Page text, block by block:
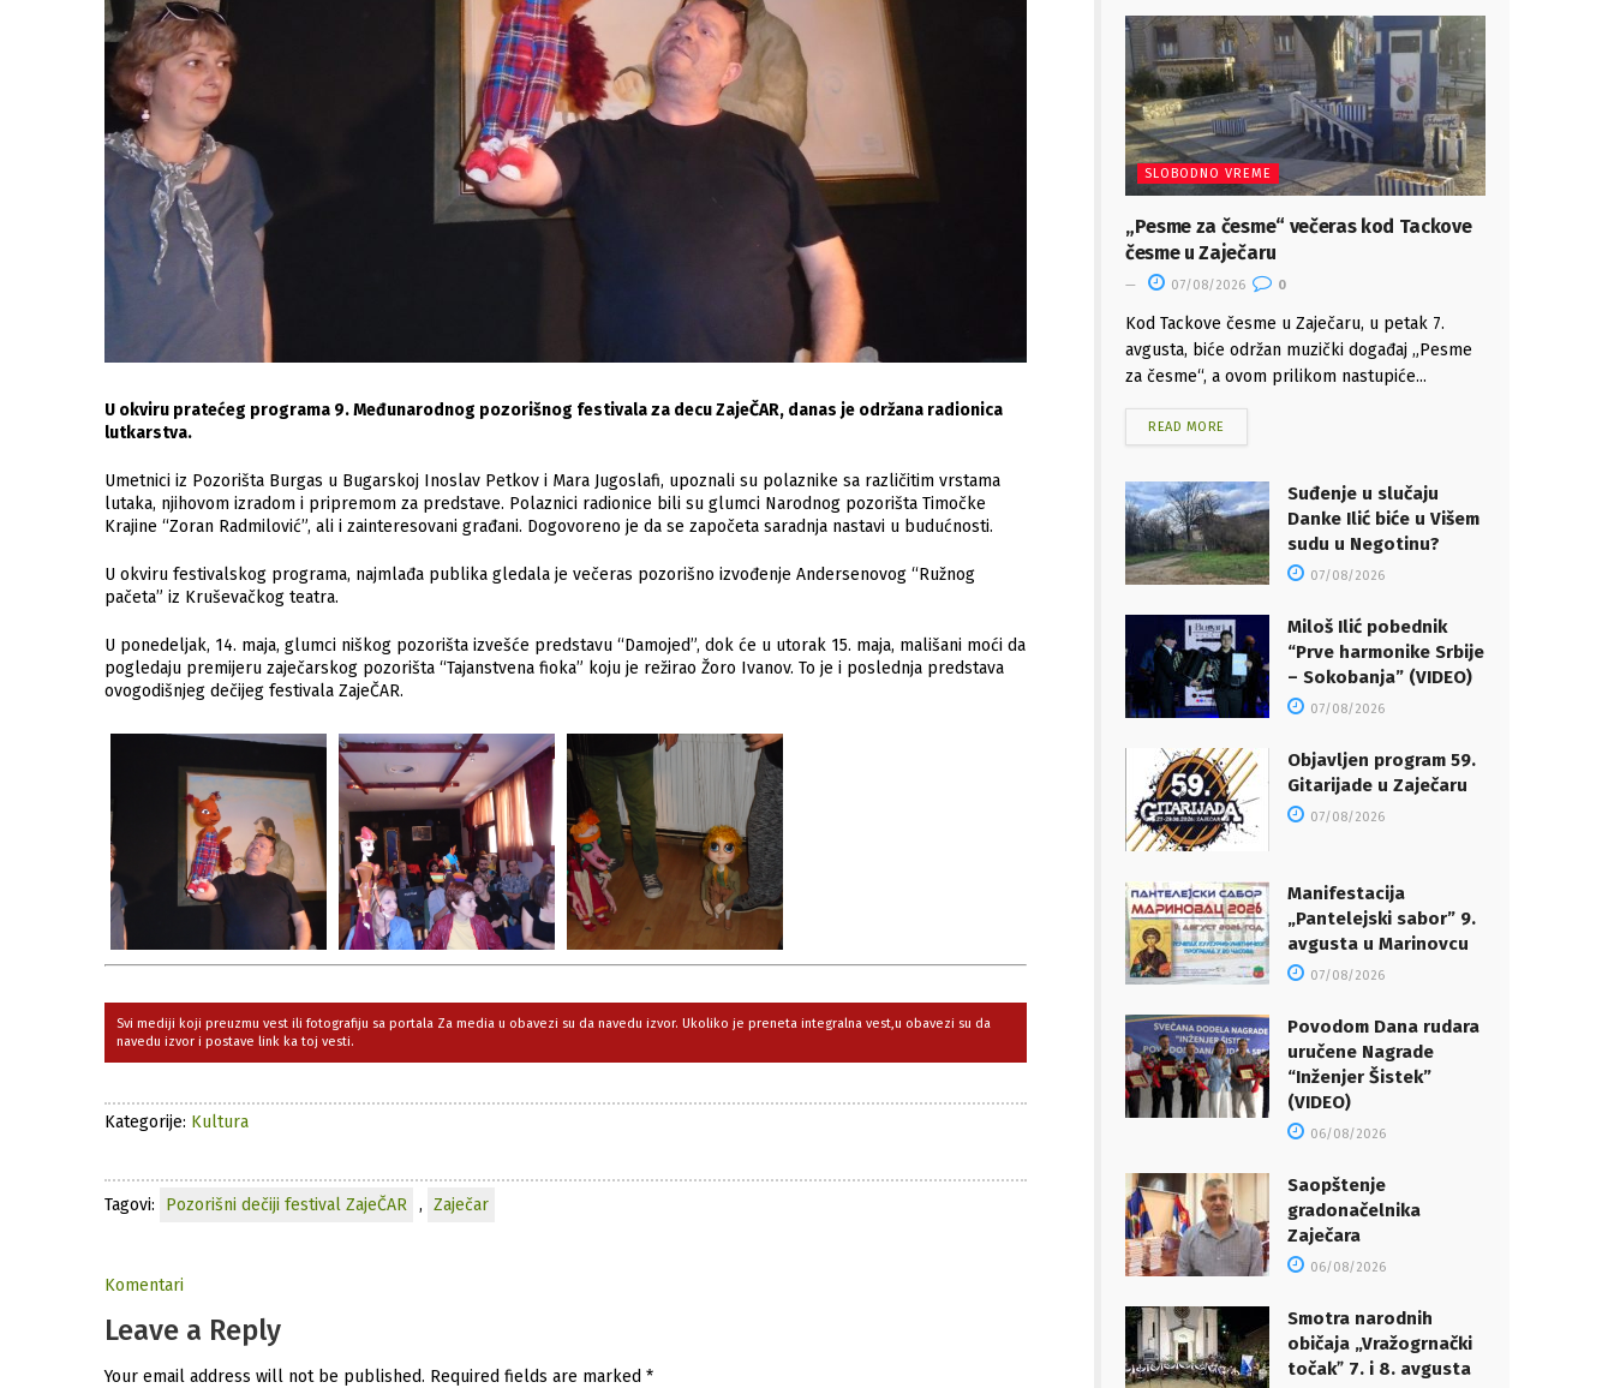
U okviru pratećeg programa 9. Međunarodnog pozorišnog festivala za decu ZajeČAR, danas je održana radionica
lutkarstva.
Umetnici iz Pozorišta Burgas u Bugarskoj Inoslav Petkov i Mara Jugoslafi, upoznali su polaznike sa različitim vrstama
lutaka, njihovom izradom i pripremom za predstave. Polaznici radionice bili su glumci Narodnog pozorišta Timočke
Krajine “Zoran Radmilović”, ali i zainteresovani građani. Dogovoreno je da se započeta saradnja nastavi u budućnosti.
U okviru festivalskog programa, najmlađa publika gledala je večeras pozorišno izvođenje Andersenovog “Ružnog
pačeta” iz Kruševačkog teatra.
U ponedeljak, 14. maja, glumci niškog pozorišta izvešće predstavu “Damojed”, dok će u utorak 15. maja, mališani moći da
pogledaju premijeru zaječarskog pozorišta “Tajanstvena fioka” koju je režirao Žoro Ivanov. To je i poslednja predstava
ovogodišnjeg dečijeg festivala ZajeČAR.
Svi mediji koji preuzmu vest ili fotografiju sa portala Za media u obavezi su da navedu izvor. Ukoliko je preneta integralna vest,u obavezi su da
navedu izvor i postave link ka toj vesti.
Kategorije: Kultura
Tagovi: Pozorišni dečiji festival ZajeČAR , Zaječar
Komentari
Leave a Reply
Your email address will not be published. Required fields are marked *
SLOBODNO VREME
„Pesme za česme“ večeras kod Tackove
česme u Zaječaru
07/08/2026 0
Kod Tackove česme u Zaječaru, u petak 7.
avgusta, biće održan muzički događaj „Pesme
za česme“, a ovom prilikom nastupiće...
READ MORE
Suđenje u slučaju
Danke Ilić biće u Višem
sudu u Negotinu?
07/08/2026
Miloš Ilić pobednik
“Prve harmonike Srbije
– Sokobanja” (VIDEO)
07/08/2026
Objavljen program 59.
Gitarijade u Zaječaru
07/08/2026
Manifestacija
„Pantelejski sabor” 9.
avgusta u Marinovcu
07/08/2026
Povodom Dana rudara
uručene Nagrade
“Inženjer Šistek”
(VIDEO)
06/08/2026
Saopštenje
gradonačelnika
Zaječara
06/08/2026
Smotra narodnih
običaja „Vražogrnački
točakˮ 7. i 8. avgusta